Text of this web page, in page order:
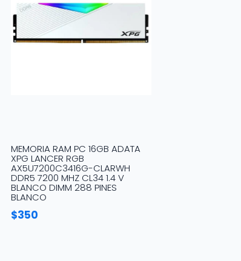
MEMORIA RAM PC 16GB ADATA
XPG LANCER RGB
AX5U7200C3416G-CLARWH
DDR5 7200 MHZ CL34 1.4 V
BLANCO DIMM 288 PINES
BLANCO
$350